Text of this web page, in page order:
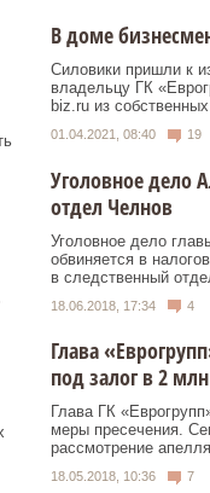
В доме
Силовики пришли к
владельцу ГК
biz.ru из
01.04.2021, 08:40 19
Уголовное дело
отдел Челнов
Уголовное дело
обвиняется в
в следственный
18.06.2018, 17:34 4
Глава
под залог в 2
Глава ГК
меры пресечения.
рассмотрение
18.05.2018, 10:36 7